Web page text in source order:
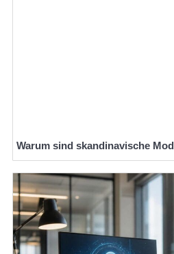
Warum sind skandinavische